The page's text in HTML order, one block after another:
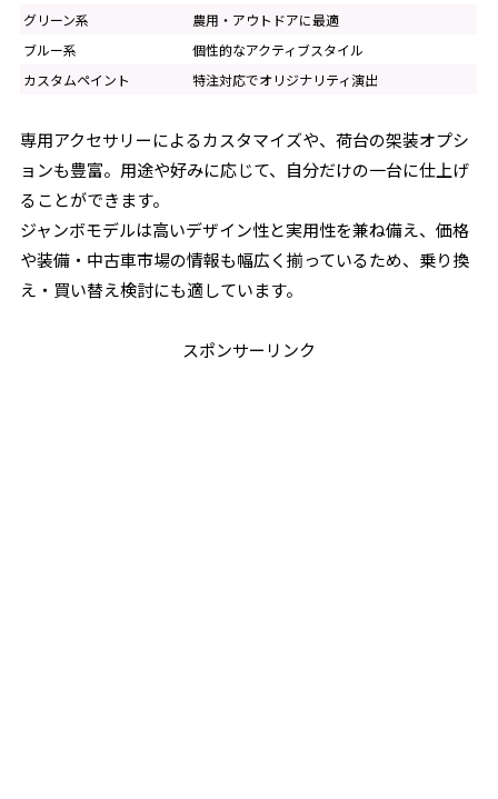
グリーン系
農用・アウトドアに最適
ブルー系
個性的なアクティブスタイル
カスタムペイント
特注対応でオリジナリティ演出
専用アクセサリーによるカスタマイズや、荷台の架装オプシ
ョンも豊富。用途や好みに応じて、自分だけの一台に仕上げ
ることができます。
ジャンボモデルは高いデザイン性と実用性を兼ね備え、価格
や装備・中古車市場の情報も幅広く揃っているため、乗り換
え・買い替え検討にも適しています。
スポンサーリンク